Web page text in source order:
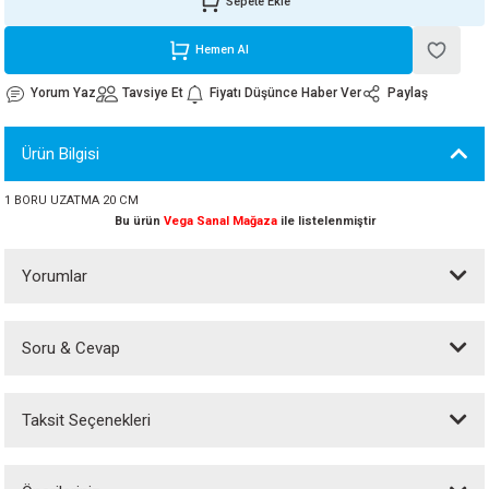
TAŞLAR
STOP VALF
KAPLAMALAR
MAKİNALARI
VE KAŞIKLIKLAR
Hemen Al
Yorum Yaz Tavsiye Et Fiyatı Düşünce Haber Ver Paylaş
Ürün Bilgisi
1 BORU UZATMA 20 CM
Bu ürün Vega Sanal Mağazaile listelenmiştir
Yorumlar
Soru & Cevap
Ürün hakkında henüz soru sorulmamış.
Taksit Seçenekleri